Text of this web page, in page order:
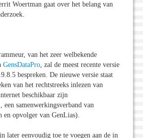
Woertman gaat over het belang van
van het zeer welbekende
GensDataPro, zal de meest recente versie
bespreken. De nieuwe versie staat
van het rechtstreeks inlezen van
beschikbaar zijn
, een samenwerkingsverband van
en opvolger van GenLias).
later eenvoudig toe te voegen aan de in